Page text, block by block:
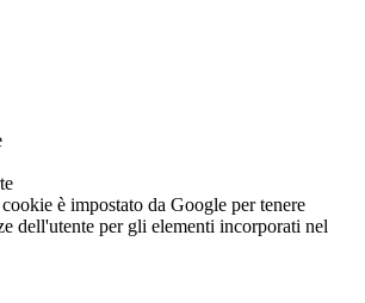
è impostato da Google per tenere
dell'utente per gli elementi incorporati nel